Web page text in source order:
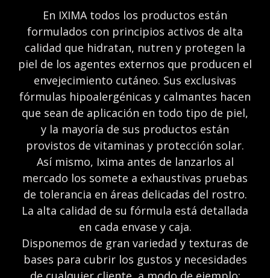
En IXIMA todos los productos están
formulados con principios activos de alta
calidad que hidratan, nutren y protegen la
piel de los agentes externos que producen el
envejecimiento cutáneo. Sus exclusivas
fórmulas hipoalergénicas y calmantes hacen
que sean de aplicación en todo tipo de piel,
y la mayoría de sus productos están
provistos de vitaminas y protección solar.
Así mismo, Ixima antes de lanzarlos al
mercado los somete a exhaustivas pruebas
de tolerancia en áreas delicadas del rostro.
La alta calidad de su fórmula está detallada
en cada envase y caja.
Disponemos de gran variedad y texturas de
bases para cubrir los gustos y necesidades